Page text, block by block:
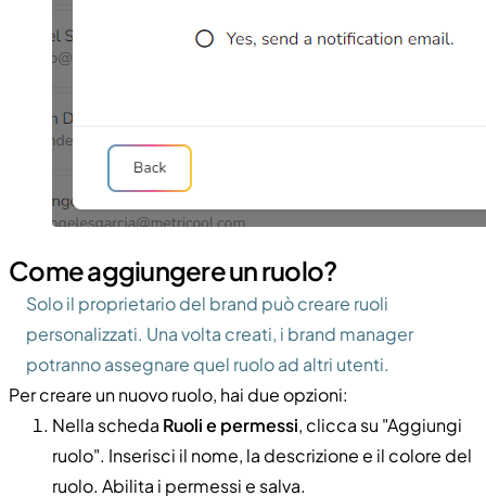
Come aggiungere un ruolo?
Solo il proprietario del brand può creare ruoli
personalizzati. Una volta creati, i brand manager
potranno assegnare quel ruolo ad altri utenti.
Per creare un nuovo ruolo, hai due opzioni:
Nella scheda Ruoli e permessi, clicca su "Aggiungi
ruolo". Inserisci il nome, la descrizione e il colore del
ruolo. Abilita i permessi e salva.